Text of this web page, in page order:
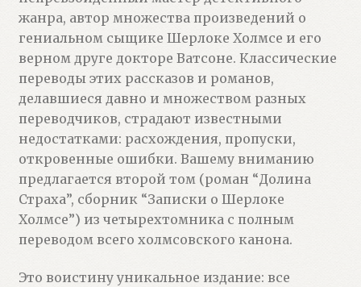
жанра, автор множества произведений о
гениальном сыщике Шерлоке Холмсе и его
верном друге докторе Ватсоне. Классические
переводы этих рассказов и романов,
делавшиеся давно и множеством разных
переводчиков, страдают известными
недостатками: расхождения, пропуски,
откровенные ошибки. Вашему вниманию
предлагается второй том (роман “Долина
Страха”, сборник “Записки о Шерлоке
Холмсе”) из четырехтомника с полным
переводом всего холмсовского канона.
Это воистину уникальное издание: все